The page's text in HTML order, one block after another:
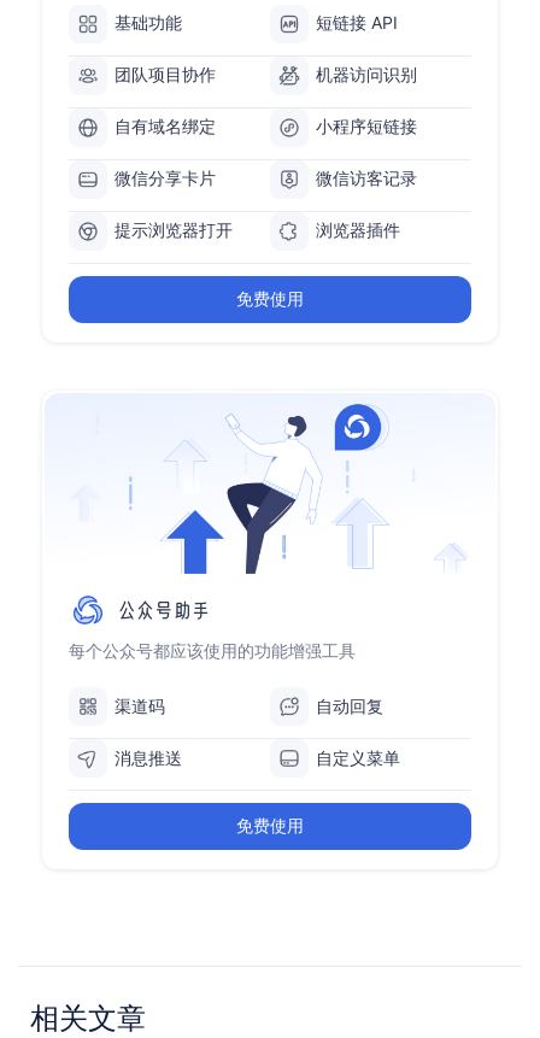
基础功能 短链接 API
团队项目协作 机器访问识别
自有域名绑定 小程序短链接
微信分享卡片 微信访客记录
提示浏览器打开 浏览器插件
免费使用
每个公众号都应该使用的功能增强工具
渠道码 自动回复
消息推送 自定义菜单
免费使用
相关文章